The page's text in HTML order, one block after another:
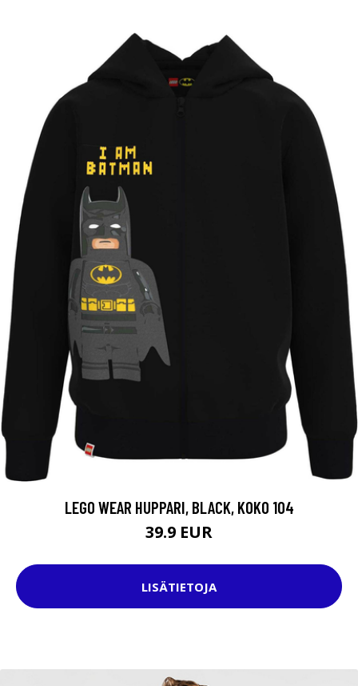
LEGO WEAR HUPPARI, BLACK, KOKO 104
39.9 EUR
LISÄTIETOJA